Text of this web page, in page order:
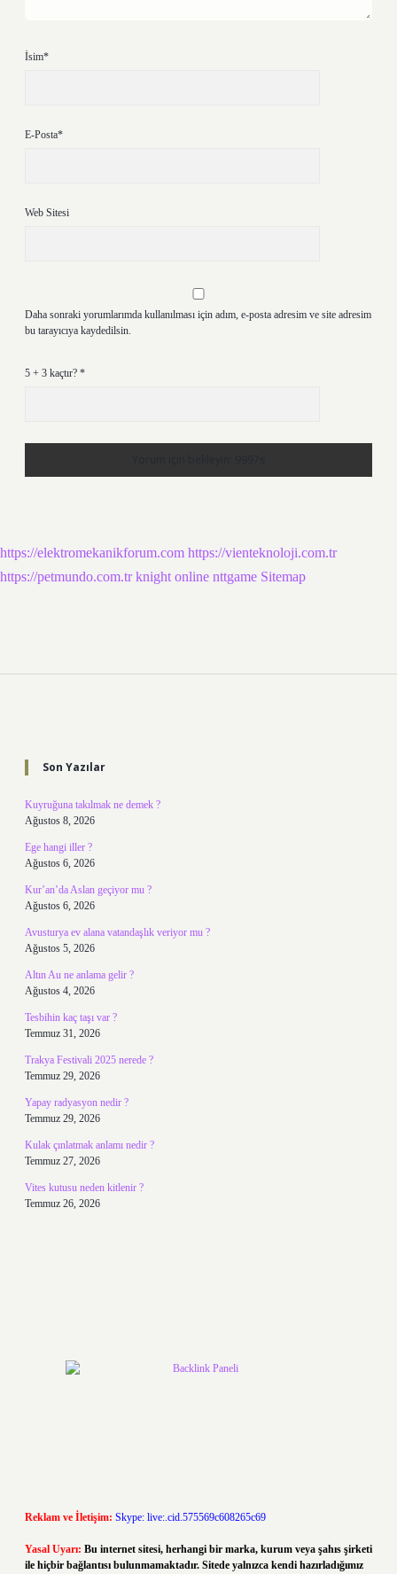
İsim*
E-Posta*
Web Sitesi
Daha sonraki yorumlarımda kullanılması için adım, e-posta adresim ve site adresim
bu tarayıcıya kaydedilsin.
5 + 3 kaçtır? *
https://elektromekanikforum.com https://vienteknoloji.com.tr
https://petmundo.com.tr knight online nttgame Sitemap
Son Yazılar
Kuyruğuna takılmak ne demek ?
Ağustos 8, 2026
Ege hangi iller ?
Ağustos 6, 2026
Kur’an’da Aslan geçiyor mu ?
Ağustos 6, 2026
Avusturya ev alana vatandaşlık veriyor mu ?
Ağustos 5, 2026
Altın Au ne anlama gelir ?
Ağustos 4, 2026
Tesbihin kaç taşı var ?
Temmuz 31, 2026
Trakya Festivali 2025 nerede ?
Temmuz 29, 2026
Yapay radyasyon nedir ?
Temmuz 29, 2026
Kulak çınlatmak anlamı nedir ?
Temmuz 27, 2026
Vites kutusu neden kitlenir ?
Temmuz 26, 2026
Reklam ve İletişim: Skype: live:.cid.575569c608265c69
Yasal Uyarı: Bu internet sitesi, herhangi bir marka, kurum veya şahıs şirketi
ile hiçbir bağlantısı bulunmamaktadır. Sitede yalnızca kendi hazırladığımız